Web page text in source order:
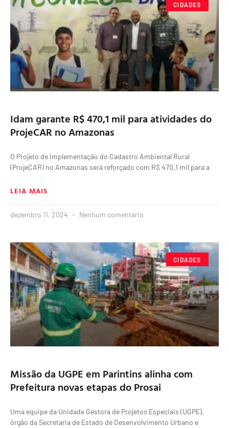
CIDADES
Idam garante R$ 470,1 mil para atividades do
ProjeCAR no Amazonas
O Projeto de Implementação do Cadastro Ambiental Rural
(ProjeCAR) no Amazonas será reforçado com R$ 470,1 mil para a
LEIA MAIS
dezembro 11, 2024 Nenhum comentário
CIDADES
Missão da UGPE em Parintins alinha com
Prefeitura novas etapas do Prosai
Uma equipe da Unidade Gestora de Projetos Especiais (UGPE),
órgão da Secretaria de Estado de Desenvolvimento Urbano e